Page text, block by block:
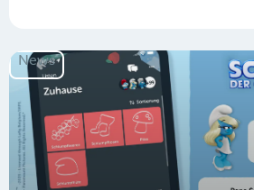
News